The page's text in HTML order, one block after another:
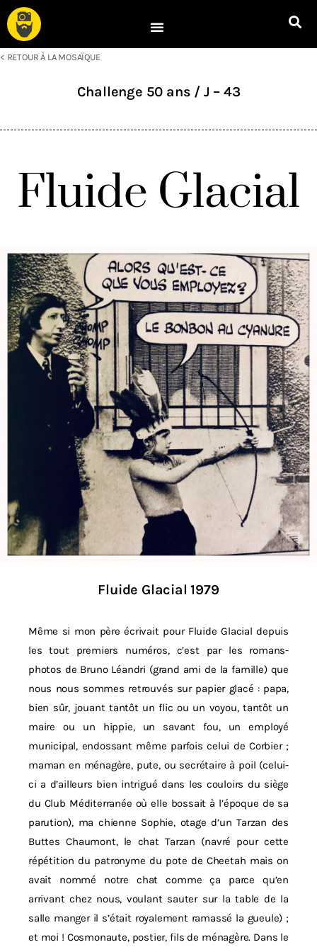
< RETOUR À LA MOSAÏQUE
Challenge 50 ans / J – 43
Fluide Glacial
Fluide Glacial 1979
Même si mon père écrivait pour Fluide Glacial depuis
les tout premiers numéros, c’est par les romans-
photos de Bruno Léandri (grand ami de la famille) que
nous nous sommes retrouvés sur papier glacé : papa,
bien sûr, jouant tantôt un flic ou un voyou, tantôt un
maire ou un hippie, un savant fou, un employé
municipal, endossant même parfois celui de Corbier ;
maman en ménagère, pute, ou secrétaire à poil (celui-
ci a d’ailleurs bien intrigué dans les couloirs du siège
du Club Méditerranée où elle bossait à l’époque de sa
parution), ma chienne Sophie, otage d’un Tarzan des
Buttes Chaumont, le chat Tarzan (navré pour cette
répétition du patronyme du pote de Cheetah mais on
avait nommé notre chat comme ça parce qu’en
arrivant chez nous, voulant sauter sur la table de la
salle manger il s’était royalement ramassé la gueule) ;
et moi ! Cosmonaute, postier, fils de ménagère. Dans le